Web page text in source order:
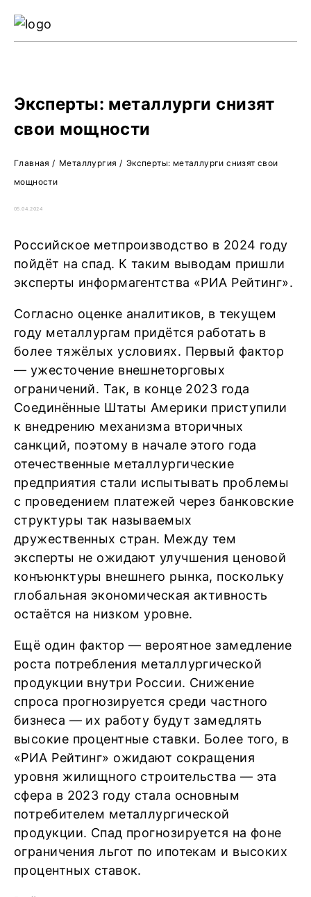
Эксперты: металлурги снизят
свои мощности
Главная / Металлургия / Эксперты: металлурги снизят свои
мощности
05.04.2024
Российское метпроизводство в 2024 году
пойдёт на спад. К таким выводам пришли
эксперты информагентства «РИА Рейтинг».
Согласно оценке аналитиков, в текущем
году металлургам придётся работать в
более тяжёлых условиях. Первый фактор
— ужесточение внешнеторговых
ограничений. Так, в конце 2023 года
Соединённые Штаты Америки приступили
к внедрению механизма вторичных
санкций, поэтому в начале этого года
отечественные металлургические
предприятия стали испытывать проблемы
с проведением платежей через банковские
структуры так называемых
дружественных стран. Между тем
эксперты не ожидают улучшения ценовой
конъюнктуры внешнего рынка, поскольку
глобальная экономическая активность
остаётся на низком уровне.
Ещё один фактор — вероятное замедление
роста потребления металлургической
продукции внутри России. Снижение
спроса прогнозируется среди частного
бизнеса — их работу будут замедлять
высокие процентные ставки. Более того, в
«РИА Рейтинг» ожидают сокращения
уровня жилищного строительства — эта
сфера в 2023 году стала основным
потребителем металлургической
продукции. Спад прогнозируется на фоне
ограничения льгот по ипотекам и высоких
процентных ставок.